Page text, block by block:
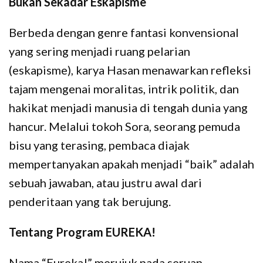
Berbeda dengan genre fantasi konvensional
yang sering menjadi ruang pelarian
(eskapisme), karya Hasan menawarkan refleksi
tajam mengenai moralitas, intrik politik, dan
hakikat menjadi manusia di tengah dunia yang
hancur. Melalui tokoh Sora, seorang pemuda
bisu yang terasing, pembaca diajak
mempertanyakan apakah menjadi “baik” adalah
sebuah jawaban, atau justru awal dari
penderitaan yang tak berujung.
Tentang Program EUREKA!